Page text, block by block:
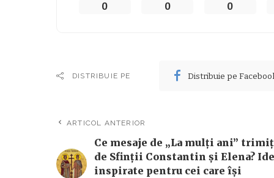
0 0 0
DISTRIBUIE PE Distribuie pe
ARTICOL ANTERIOR
Ce mesaje de „La mulți ani”
de Sfinții Constantin și Elena?
inspirate pentru cei care își